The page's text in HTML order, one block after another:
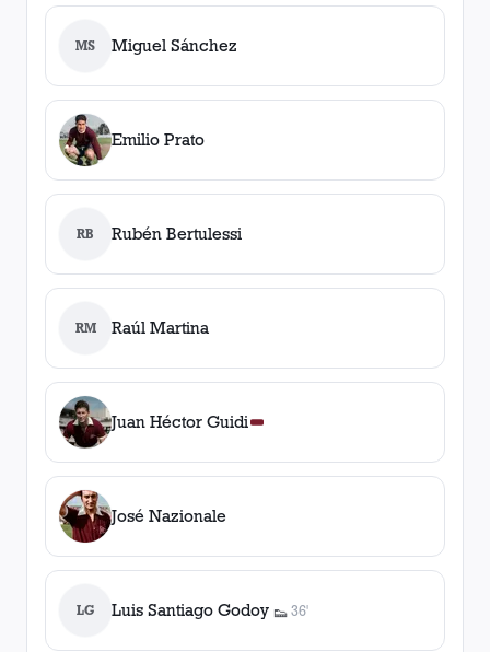
MS Miguel Sánchez
Emilio Prato
RB Rubén Bertulessi
RM Raúl Martina
Juan Héctor Guidi
José Nazionale
LG Luis Santiago Godoy 👟
1asistencia
36'